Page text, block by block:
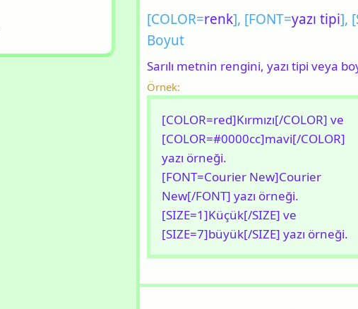
[COLOR=renk], [FONT=yazı tipi],
Boyut
Sarılı metnin rengini, yazı tipi veya
Örnek:
[COLOR=red]Kırmızı[/COLOR] ve
[COLOR=#0000cc]mavi[/COLOR]
yazı örneği.
[FONT=Courier New]Courier
New[/FONT] yazı örneği.
[SIZE=1]Küçük[/SIZE] ve
[SIZE=7]büyük[/SIZE] yazı örneği.